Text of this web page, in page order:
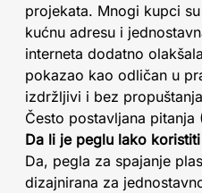
projekata. Mnogi kupci
kućnu adresu i
interneta dodatno
pokazao kao odličan u
izdržljivi i bez
Često postavljana pitanja
Da li je peglu lako
Da, pegla za spajanje
dizajnirana za